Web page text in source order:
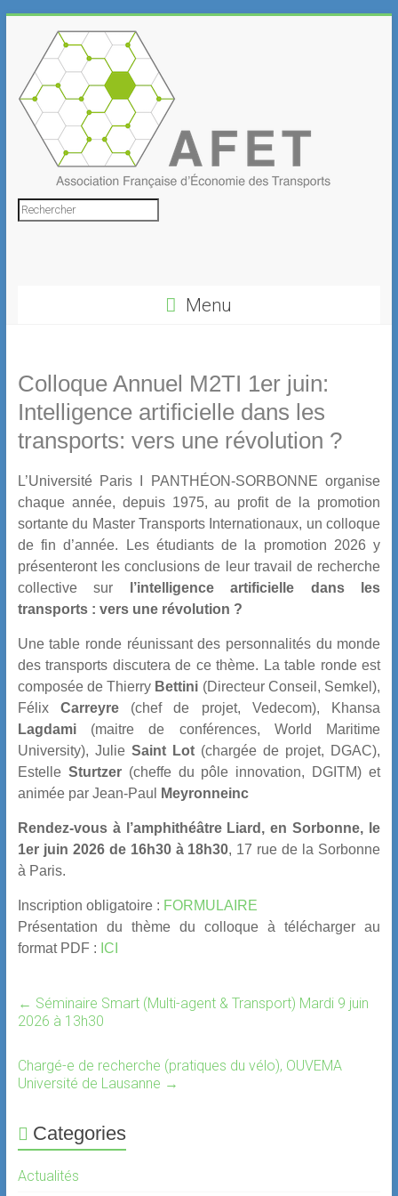
content
Association
Menu
Colloque Annuel M2TI 1er juin:
Intelligence artificielle dans les
transports: vers une révolution ?
L’Université Paris I PANTHÉON-SORBONNE organise
chaque année, depuis 1975, au profit de la promotion
sortante du Master Transports Internationaux, un colloque
de fin d’année. Les étudiants de la promotion 2026 y
présenteront les conclusions de leur travail de recherche
collective sur
l’intelligence artificielle dans les
transports : vers une révolution ?
Une table ronde réunissant des personnalités du monde
des transports discutera de ce thème. La table ronde est
composée de Thierry Bettini (Directeur Conseil, Semkel),
Félix Carreyre (chef de projet, Vedecom), Khansa
Lagdami (maitre de conférences, World Maritime
University), Julie Saint Lot (chargée de projet, DGAC),
Estelle Sturtzer(cheffe du pôle innovation, DGITM) et
animée par Jean-Paul
Meyronneinc
Rendez-vous à l’amphithéâtre Liard, en Sorbonne, le
1er juin 2026 de 16h30 à 18h30, 17 rue de la Sorbonne
à Paris.
Inscription obligatoire : FORMULAIRE
Présentation du thème du colloque à télécharger au
format PDF : ICI
← Séminaire Smart (Multi-agent & Transport) Mardi 9 juin
2026 à 13h30
Chargé-e de recherche (pratiques du vélo), OUVEMA
Université de Lausanne →
Categories
Actualités